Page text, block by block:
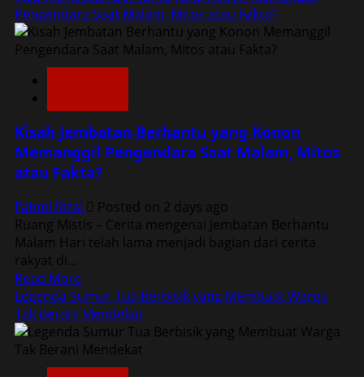
about
Misteri
Rumah
Kosong
Menyala,
Siapa
yang
Pengendara Saat Malam, Mitos atau Fakta?
Kisah Jembatan Berhantu yang Konon
Memanggil Pengendara Saat Malam, Mitos
atau Fakta?
Fahmi Rizal
Posted on 2 days ago
Ruang Mistis – Cerita mengenai Jembatan Berhantu
Malam Hari telah lama menjadi bagian dari cerita
rakyat di...
Read MoreRead
more
about
Kisah
Jembatan
Berhantu
Legenda Sumur Tua Berbisik yang Membuat Warga
Tak Berani Mendekat